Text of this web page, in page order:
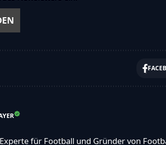
für Football und Gründer von